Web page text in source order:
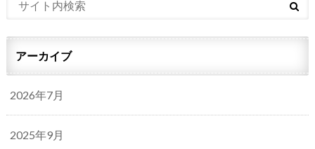
アーカイブ
2026年7月
2025年9月